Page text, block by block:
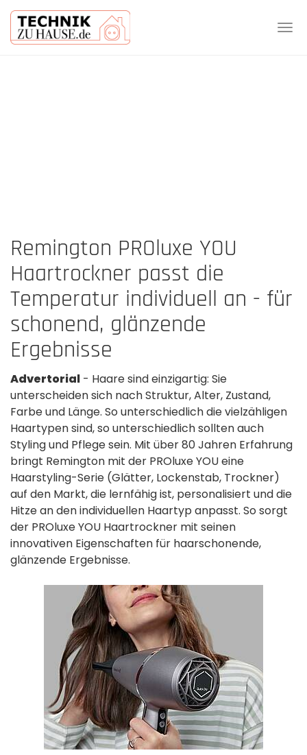
Remington PROluxe YOU
Haartrockner passt die
Temperatur individuell an - für
schonend, glänzende
Ergebnisse
Advertorial - Haare sind einzigartig: Sie
unterscheiden sich nach Struktur, Alter, Zustand,
Farbe und Länge. So unterschiedlich die vielzähligen
Haartypen sind, so unterschiedlich sollten auch
Styling und Pflege sein. Mit über 80 Jahren Erfahrung
bringt Remington mit der PROluxe YOU eine
Haarstyling-Serie (Glätter, Lockenstab, Trockner)
auf den Markt, die lernfähig ist, personalisiert und die
Hitze an den individuellen Haartyp anpasst. So sorgt
der PROluxe YOU Haartrockner mit seinen
innovativen Eigenschaften für haarschonende,
glänzende Ergebnisse.